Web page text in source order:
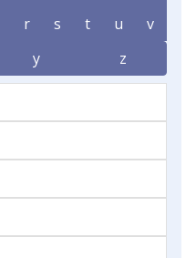
r s t u
v
y z